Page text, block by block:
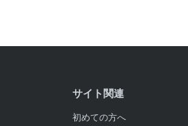
サイト関連
初めての方へ